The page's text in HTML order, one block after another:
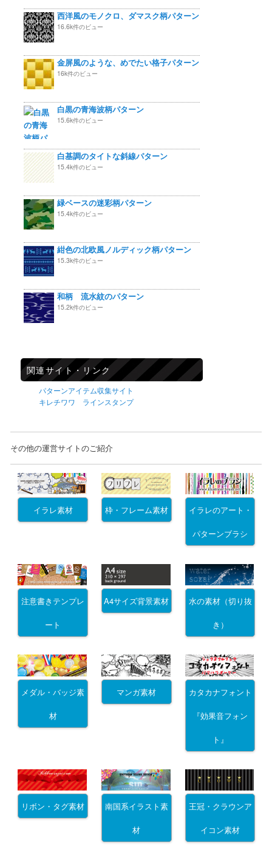
西洋風のモノクロ、ダマスク柄パターン
16.6k件のビュー
金屏風のような、めでたい格子パターン
16k件のビュー
白黒の青海波柄パターン
15.6k件のビュー
白基調のタイトな斜線パターン
15.4k件のビュー
緑ベースの迷彩柄パターン
15.4k件のビュー
紺色の北欧風ノルディック柄パターン
15.3k件のビュー
和柄 流水紋のパターン
15.2k件のビュー
関連サイト・リンク
パターンアイテム収集サイト
キレチワワ ラインスタンプ
その他の運営サイトのご紹介
イラレ素材 枠・フレーム素材 イラレのアート・
パターンブラシ
注意書きテンプレ
ート
A4サイズ背景素材 水の素材（切り抜
き）
メダル・バッジ素
材
マンガ素材 カタカナフォント
『効果音フォン
ト』
リボン・タグ素材 南国系イラスト素
材
王冠・クラウンア
イコン素材